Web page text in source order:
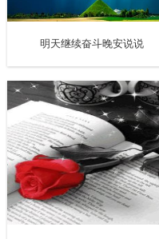
明天继续奋斗晚安说说